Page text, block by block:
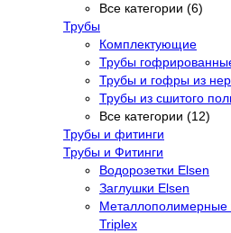
Все категории (6)
Трубы
Комплектующие
Трубы
Трубы и гофры из
Трубы из сшитого
Все категории (12)
Трубы и фитинги
Трубы и Фитинги
Водорозетки Elsen
Заглушки Elsen
Металлополимерные
Triplex